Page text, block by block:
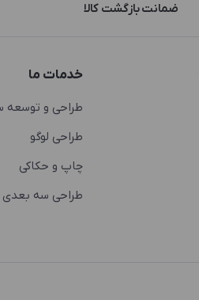
ضمانت بازگشت کالا
خدمات ما
طراحی و توسعه
طراحی لوگو
چاپ و حکاکی
طراحی سه بعدی